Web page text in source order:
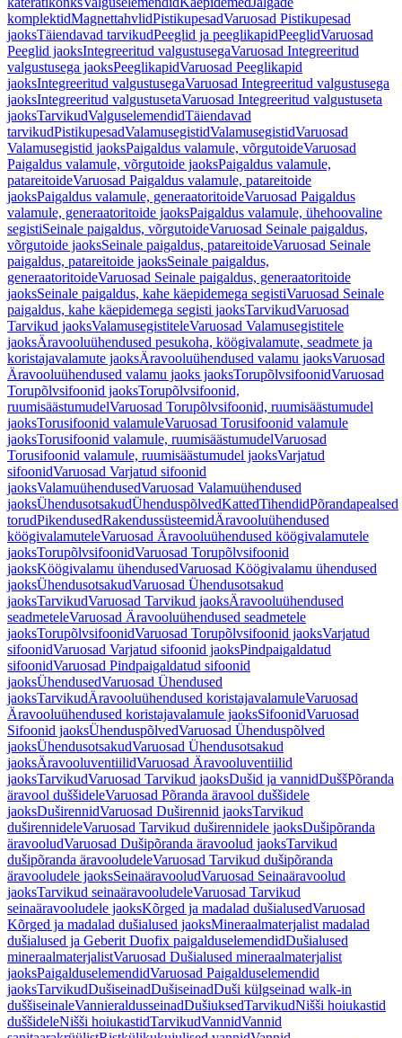
komplektidMagnettahvlidPistikupesadVaruosad Pistikupesad
jaoksTäiendavad tarvikudPeeglid ja peeglikapidPeeglidVaruosad
Peeglid jaoksIntegreeritud valgustusegaVaruosad Integreeritud
valgustusega jaoksPeeglikapidVaruosad Peeglikapid
jaoksIntegreeritud valgustusegaVaruosad Integreeritud valgustusega
jaoksIntegreeritud valgustusetaVaruosad Integreeritud valgustuseta
jaoksTarvikudValguselemendidTäiendavad
tarvikudPistikupesadValamusegistidValamusegistidVaruosad
Valamusegistid jaoksPaigaldus valamule, võrgutoideVaruosad
Paigaldus valamule, võrgutoide jaoksPaigaldus valamule,
patareitoideVaruosad Paigaldus valamule, patareitoide
jaoksPaigaldus valamule, generaatoritoideVaruosad Paigaldus
valamule, generaatoritoide jaoksPaigaldus valamule, ühehoovaline
segistiSeinale paigaldus, võrgutoideVaruosad Seinale paigaldus,
võrgutoide jaoksSeinale paigaldus, patareitoideVaruosad Seinale
paigaldus, patareitoide jaoksSeinale paigaldus,
generaatoritoideVaruosad Seinale paigaldus, generaatoritoide
jaoksSeinale paigaldus, kahe käepidemega segistiVaruosad Seinale
paigaldus, kahe käepidemega segisti jaoksTarvikudVaruosad
Tarvikud jaoksValamusegistiteleVaruosad Valamusegistitele
jaoksÄravooluühendused pesukoha, köögivalamute, seadmete ja
koristajavalamute jaoksÄravooluühendused valamu jaoksVaruosad
Äravooluühendused valamu jaoks jaoksTorupõlvsifoonidVaruosad
Torupõlvsifoonid jaoksTorupõlvsifoonid,
ruumisäästumudelVaruosad Torupõlvsifoonid, ruumisäästumudel
jaoksTorusifoonid valamuleVaruosad Torusifoonid valamule
jaoksTorusifoonid valamule, ruumisäästumudelVaruosad
Torusifoonid valamule, ruumisäästumudel jaoksVarjatud
sifoonidVaruosad Varjatud sifoonid
jaoksValamuühendusedVaruosad Valamuühendused
jaoksÜhendusotsakudÜhenduspõlvedKattedTihendidPõrandapealsed
torudPikendusedRakendussüsteemidÄravooluühendused
köögivalamuteleVaruosad Äravooluühendused köögivalamutele
jaoksTorupõlvsifoonidVaruosad Torupõlvsifoonid
jaoksKöögivalamu ühendusedVaruosad Köögivalamu ühendused
jaoksÜhendusotsakudVaruosad Ühendusotsakud
jaoksTarvikudVaruosad Tarvikud jaoksÄravooluühendused
seadmeteleVaruosad Äravooluühendused seadmetele
jaoksTorupõlvsifoonidVaruosad Torupõlvsifoonid jaoksVarjatud
sifoonidVaruosad Varjatud sifoonid jaoksPindpaigaldatud
sifoonidVaruosad Pindpaigaldatud sifoonid
jaoksÜhendusedVaruosad Ühendused
jaoksTarvikudÄravooluühendused koristajavalamuleVaruosad
Äravooluühendused koristajavalamule jaoksSifoonidVaruosad
Sifoonid jaoksÜhenduspõlvedVaruosad Ühenduspõlved
jaoksÜhendusotsakudVaruosad Ühendusotsakud
jaoksÄravooluventiilidVaruosad Äravooluventiilid
jaoksTarvikudVaruosad Tarvikud jaoksDušid ja vannidDuššPõranda
äravool duššideleVaruosad Põranda äravool duššidele
jaoksDuširennidVaruosad Duširennid jaoksTarvikud
duširennideleVaruosad Tarvikud duširennidele jaoksDušipõranda
äravooludVaruosad Dušipõranda äravoolud jaoksTarvikud
dušipõranda äravooludeleVaruosad Tarvikud dušipõranda
äravooludele jaoksSeinaäravooludVaruosad Seinaäravoolud
jaoksTarvikud seinaäravooludeleVaruosad Tarvikud
seinaäravooludele jaoksKõrged ja madalad dušialusedVaruosad
Kõrged ja madalad dušialused jaoksMineraalmaterjalist madalad
dušialused ja Geberit Duofix paigalduselemendidDušialused
mineraalmaterjalistVaruosad Dušialused mineraalmaterjalist
jaoksPaigalduselemendidVaruosad Paigalduselemendid
jaoksTarvikudDušiseinadDušiseinadDuši külgseinad walk-in
duššiseinaleVannieraldusseinadDušiuksedTarvikudNišši hoiukastid
duššideleNišši hoiukastidTarvikudVannidVannid